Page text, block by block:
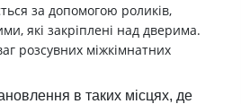
за допомогою роликів,
які закріплені над дверима.
розсувних міжкімнатних
в таких місцях, де